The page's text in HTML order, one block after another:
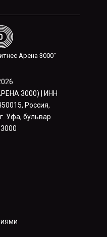
Арена 3000"
3000) | ИНН
Россия,
Уфа, бульвар